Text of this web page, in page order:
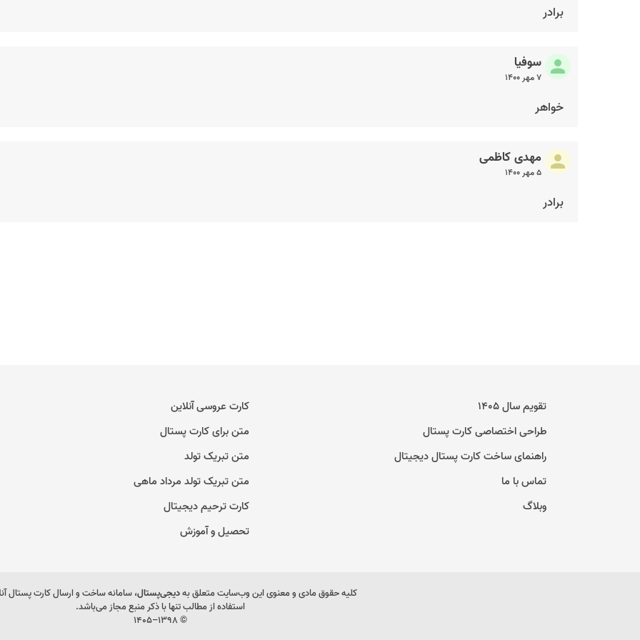
برادر
سوفیا
۷ مهر ۱۴۰۰
خواهر
مهدی کاظمی
۵ مهر ۱۴۰۰
برادر
تقویم سال ۱۴۰۵
طراحی اختصاصی کارت پستال
راهنمای ساخت کارت پستال دیجیتال
تماس با ما
وبلاگ
کارت عروسی آنلاین
متن برای کارت پستال
متن تبریک تولد
متن تبریک تولد مرداد ماهی
کارت ترحیم دیجیتال
تحصیل و آموزش
کلیه حقوق مادی و معنوی این وب‌سایت متعلق بهدیجی‌پستال، سامانه ساخت و ارسال کارت پستال
استفاده از مطالب تنها با ذکر منبع مجاز می‌باشد.
© ۱۳۹۸–۱۴۰۵